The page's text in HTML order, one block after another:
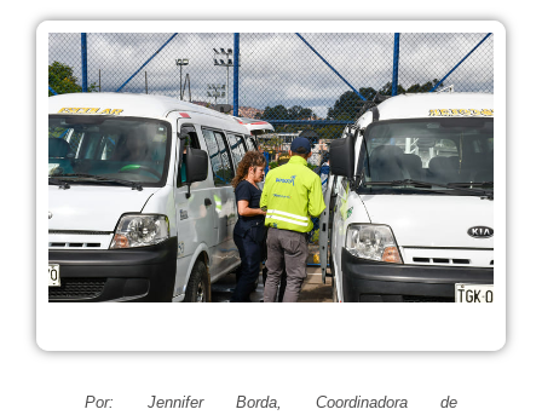
Por: Jennifer Borda, Coordinadora de